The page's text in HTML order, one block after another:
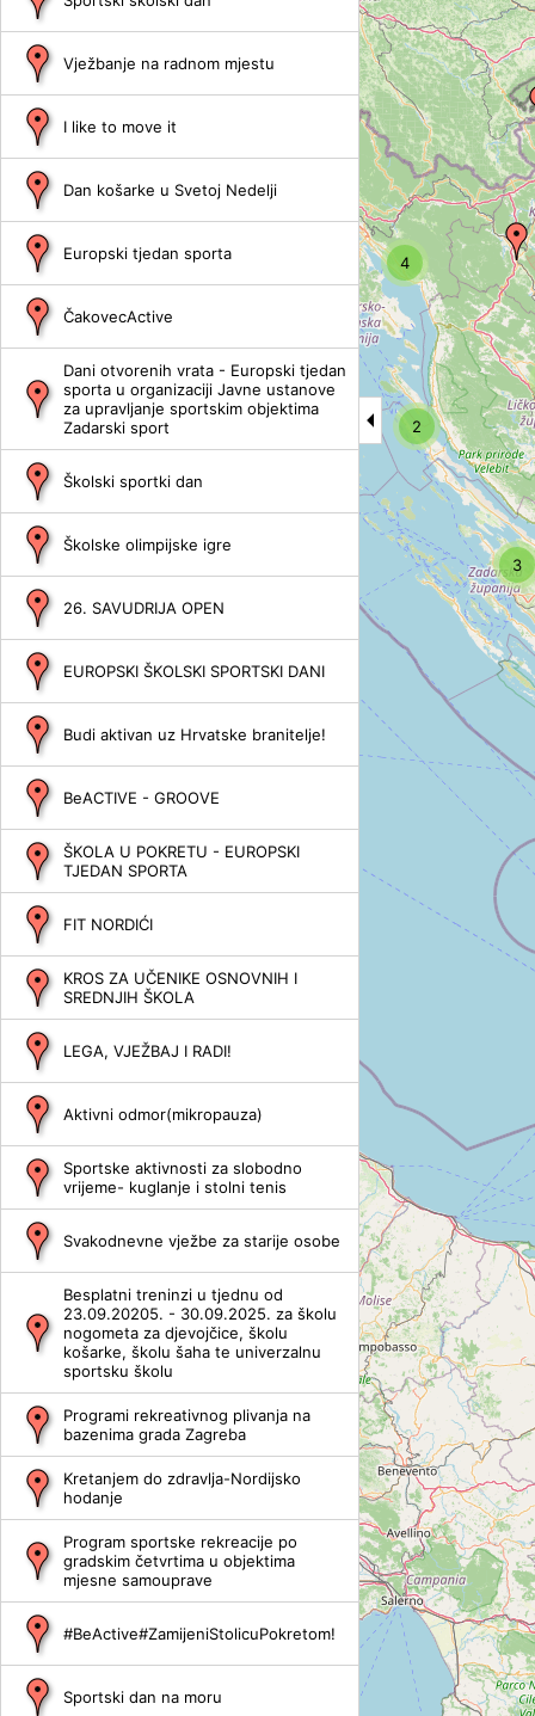
Vježbanje na radnom mjestu
I like to move it
Dan košarke u Svetoj Nedelji
Europski tjedan sporta
ČakovecActive
Dani otvorenih vrata - Europski tjedan
sporta u organizaciji Javne ustanove
za upravljanje sportskim objektima
Zadarski sport
Školski sportki dan
Školske olimpijske igre
26. SAVUDRIJA OPEN
EUROPSKI ŠKOLSKI SPORTSKI DANI
Budi aktivan uz Hrvatske branitelje!
BeACTIVE - GROOVE
ŠKOLA U POKRETU - EUROPSKI
TJEDAN SPORTA
FIT NORDIĆI
KROS ZA UČENIKE OSNOVNIH I
SREDNJIH ŠKOLA
LEGA, VJEŽBAJ I RADI!
Aktivni odmor(mikropauza)
Sportske aktivnosti za slobodno
vrijeme- kuglanje i stolni tenis
Svakodnevne vježbe za starije osobe
Besplatni treninzi u tjednu od
23.09.20205. - 30.09.2025. za školu
nogometa za djevojčice, školu
košarke, školu šaha te univerzalnu
sportsku školu
Programi rekreativnog plivanja na
bazenima grada Zagreba
Kretanjem do zdravlja-Nordijsko
hodanje
Program sportske rekreacije po
gradskim četvrtima u objektima
mjesne samouprave
#BeActive#ZamijeniStolicuPokretom!
Sportski dan na moru
2
3
4